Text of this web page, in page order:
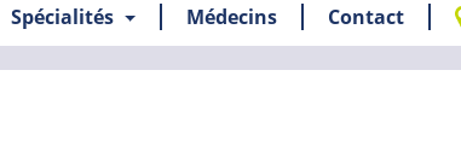
Spécialités Médecins Contact